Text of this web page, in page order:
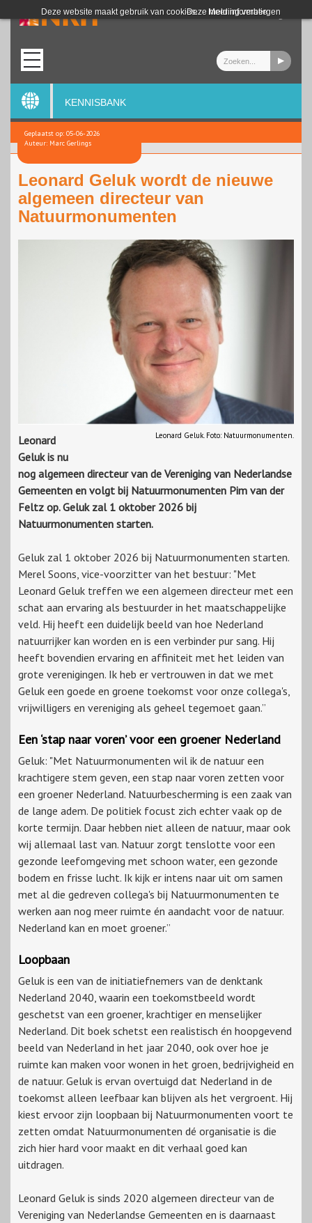
Deze website maakt gebruik van cookies. Meer informatie
Deze melding verbergen
Login
KENNISBANK
Geplaatst op: 05-06-2026
Auteur: Marc Gerlings
Leonard Geluk wordt de nieuwe
algemeen directeur van
Natuurmonumenten
Leonard Geluk. Foto: Natuurmonumenten.
Leonard
Geluk is nu
nog algemeen directeur van de Vereniging van Nederlandse
Gemeenten en volgt bij Natuurmonumenten Pim van der
Feltz op. Geluk zal 1 oktober 2026 bij
Natuurmonumenten starten.
Geluk zal 1 oktober 2026 bij Natuurmonumenten starten.
Merel Soons, vice-voorzitter van het bestuur: "Met
Leonard Geluk treffen we een algemeen directeur met een
schat aan ervaring als bestuurder in het maatschappelijke
veld. Hij heeft een duidelijk beeld van hoe Nederland
natuurrijker kan worden en is een verbinder pur sang. Hij
heeft bovendien ervaring en affiniteit met het leiden van
grote verenigingen. Ik heb er vertrouwen in dat we met
Geluk een goede en groene toekomst voor onze collega's,
vrijwilligers en vereniging als geheel tegemoet gaan.”
Een ‘stap naar voren’ voor een groener Nederland
Geluk: "Met Natuurmonumenten wil ik de natuur een
krachtigere stem geven, een stap naar voren zetten voor
een groener Nederland. Natuurbescherming is een zaak van
de lange adem. De politiek focust zich echter vaak op de
korte termijn. Daar hebben niet alleen de natuur, maar ook
wij allemaal last van. Natuur zorgt tenslotte voor een
gezonde leefomgeving met schoon water, een gezonde
bodem en frisse lucht. Ik kijk er intens naar uit om samen
met al die gedreven collega's bij Natuurmonumenten te
werken aan nog meer ruimte én aandacht voor de natuur.
Nederland kan en moet groener.”
Loopbaan
Geluk is een van de initiatiefnemers van de denktank
Nederland 2040, waarin een toekomstbeeld wordt
geschetst van een groener, krachtiger en menselijker
Nederland. Dit boek schetst een realistisch én hoopgevend
beeld van Nederland in het jaar 2040, ook over hoe je
ruimte kan maken voor wonen in het groen, bedrijvigheid en
de natuur. Geluk is ervan overtuigd dat Nederland in de
toekomst alleen leefbaar kan blijven als het vergroent. Hij
kiest ervoor zijn loopbaan bij Natuurmonumenten voort te
zetten omdat Natuurmonumenten dé organisatie is die
zich hier hard voor maakt en dit verhaal goed kan
uitdragen.
Leonard Geluk is sinds 2020 algemeen directeur van de
Vereniging van Nederlandse Gemeenten en is daarnaast